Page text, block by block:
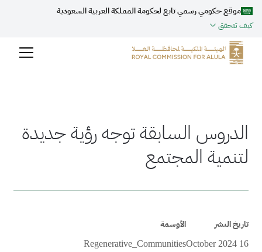
موقع حكومي رسمي تابع لحكومة المملكة العربية السعودية
كيف تتحقق
الدروس السابقة توجه رؤية جديدة
لتنمية المجتمع
تاريخ النشر
16 October 2024
الأوسمة
Regenerative_Communities